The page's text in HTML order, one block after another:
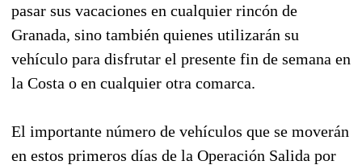
pasar sus vacaciones en cualquier rincón de
Granada, sino también quienes utilizarán su
vehículo para disfrutar el presente fin de semana en
la Costa o en cualquier otra comarca.
El importante número de vehículos que se moverán
en estos primeros días de la Operación Salida por